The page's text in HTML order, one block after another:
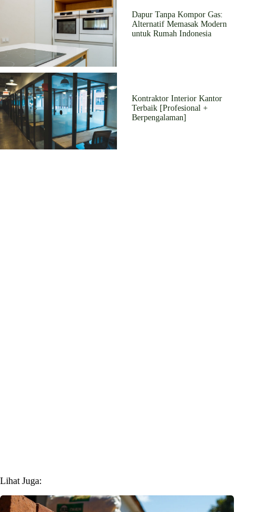
Dapur Tanpa Kompor Gas:
Alternatif Memasak Modern
untuk Rumah Indonesia
Kontraktor Interior Kantor
Terbaik [Profesional +
Berpengalaman]
Lihat Juga: